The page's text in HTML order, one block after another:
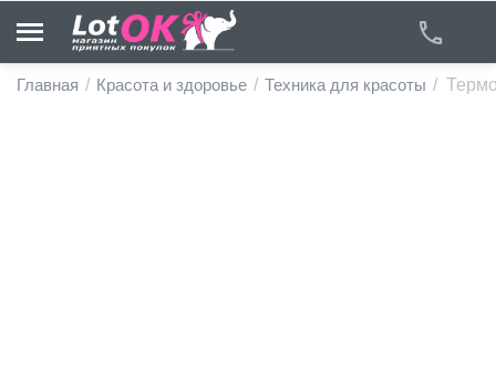
Главная / Красота и здоровье / Техника для красоты /